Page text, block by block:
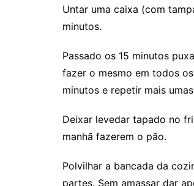
Untar uma caixa (com
minutos.
Passado os 15 minutos
fazer o mesmo em todos
minutos e repetir mais
Deixar levedar tapado no
manhã fazerem o pão.
Polvilhar a bancada da
partes. Sem amassar dar